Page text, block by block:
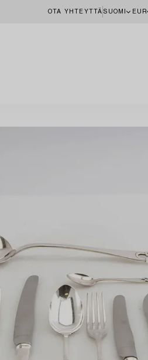
OTA YHTEYTTÄ SUOMI EUR